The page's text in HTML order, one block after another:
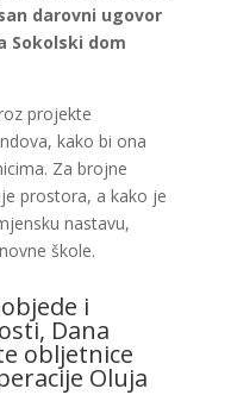
darovni ugovor
Sokolski dom
projekte
kako bi ona
Za brojne
prostora, a kako je
nastavu,
škole.
i
Dana
obljetnice
Oluja